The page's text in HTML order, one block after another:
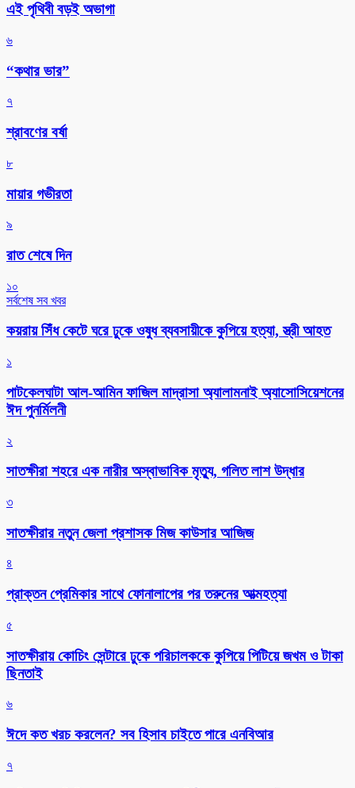
এই পৃথিবী বড়ই অভাগা
৬
“কথার ভার”
৭
শ্রাবণের বর্ষা
৮
মায়ার গভীরতা
৯
রাত শেষে দিন
১০
সর্বশেষ সব খবর
কয়রায় সিঁধ কেটে ঘরে ঢুকে ওষুধ ব্যবসায়ীকে কুপিয়ে হত্যা, স্ত্রী আহত
১
পাটকেলঘাটা আল-আমিন ফাজিল মাদ্রাসা অ্যালামনাই অ্যাসোসিয়েশনের
ঈদ পুনর্মিলনী
২
সাতক্ষীরা শহরে এক নারীর অস্বাভাবিক মৃত্যু, গলিত লাশ উদ্ধার
৩
সাতক্ষীরার নতুন জেলা প্রশাসক মিজ কাউসার আজিজ
৪
প্রাক্তন প্রেমিকার সাথে ফোনালাপের পর তরুনের আত্মহত্যা
৫
সাতক্ষীরায় কোচিং সেন্টারে ঢুকে পরিচালককে কুপিয়ে পিটিয়ে জখম ও টাকা
ছিনতাই
৬
ঈদে কত খরচ করলেন? সব হিসাব চাইতে পারে এনবিআর
৭